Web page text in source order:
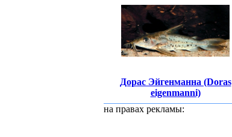
Дорас Эйгенманна (Doras
eigenmanni)
на правах рекламы: